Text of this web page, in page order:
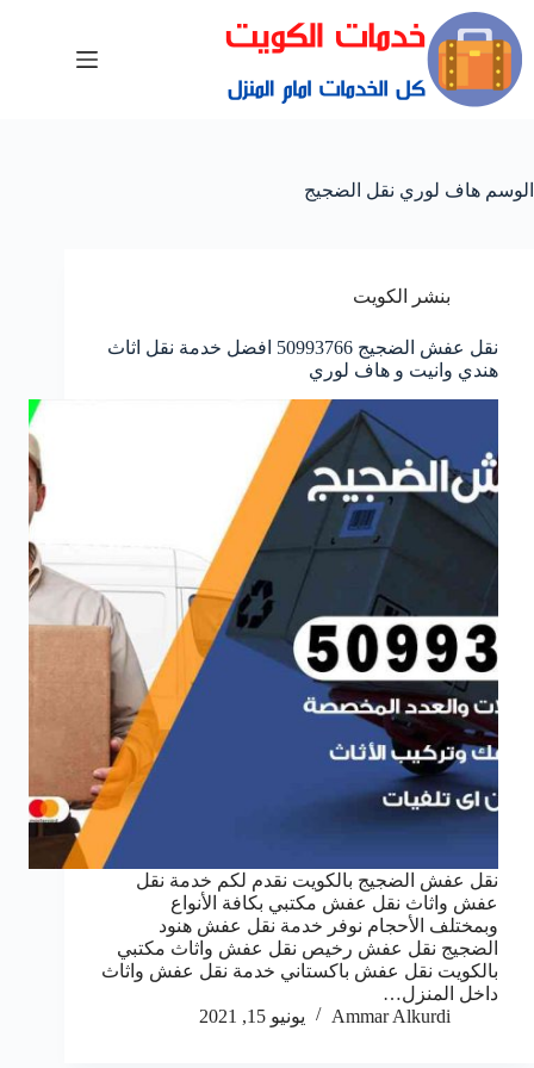
الوسم هاف لوري نقل الضجيج
بنشر الكويت
نقل عفش الضجيج 50993766 افضل خدمة نقل اثاث
هندي وانيت و هاف لوري
نقل عفش الضجيج بالكويت نقدم لكم خدمة نقل
عفش واثاث نقل عفش مكتبي بكافة الأنواع
وبمختلف الأحجام نوفر خدمة نقل عفش هنود
الضجيج نقل عفش رخيص نقل عفش واثاث مكتبي
بالكويت نقل عفش باكستاني خدمة نقل عفش واثاث
داخل المنزل…
Ammar Alkurdi
يونيو 15, 2021